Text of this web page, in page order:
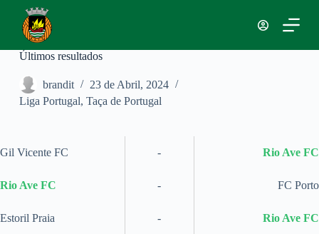
a
o
e
d
Últimos resultados
brandit
23 de Abril, 2024
Liga Portugal, Taça de Portugal
Gil Vicente FC - Rio Ave FC
Rio Ave FC - FC Porto
Estoril Praia - Rio Ave FC